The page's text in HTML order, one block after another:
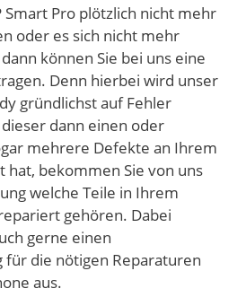
Smart Pro plötzlich nicht mehr
oder es sich nicht mehr
können Sie bei uns eine
Denn hierbei wird unser
gründlichst auf Fehler
dann einen oder
mehrere Defekte an Ihrem
hat, bekommen Sie von uns
welche Teile in Ihrem
gehören. Dabei
gerne einen
für die nötigen Reparaturen
aus.